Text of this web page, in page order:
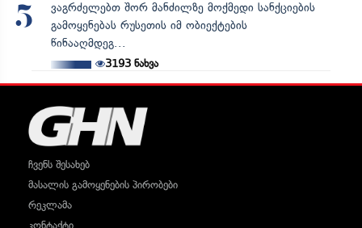
5
ვაგრძელებთ შორ მანძილზე მოქმედი სანქციების
გამოყენებას რუსეთის იმ ობიექტების
წინააღმდეგ...
3193ნახვა
ჩვენს შესახებ
მასალის გამოყენების პირობები
რეკლამა
კონტაქტი